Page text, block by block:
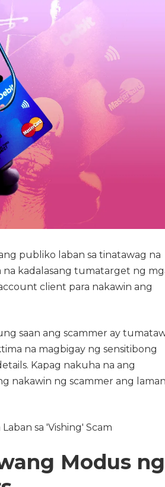
publiko laban sa tinatawag na
na kadalasang tumatarget ng
client para nakawin ang
saan ang scammer ay
na magbigay ng sensitibong
Kapag nakuha na ang
nakawin ng scammer ang laman
Modus ng